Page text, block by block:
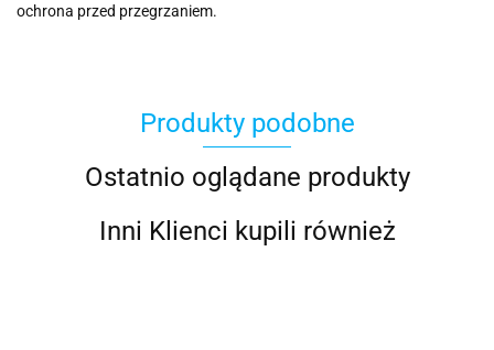
ochrona przed przegrzaniem.
Produkty podobne
Ostatnio oglądane produkty
Inni Klienci kupili również